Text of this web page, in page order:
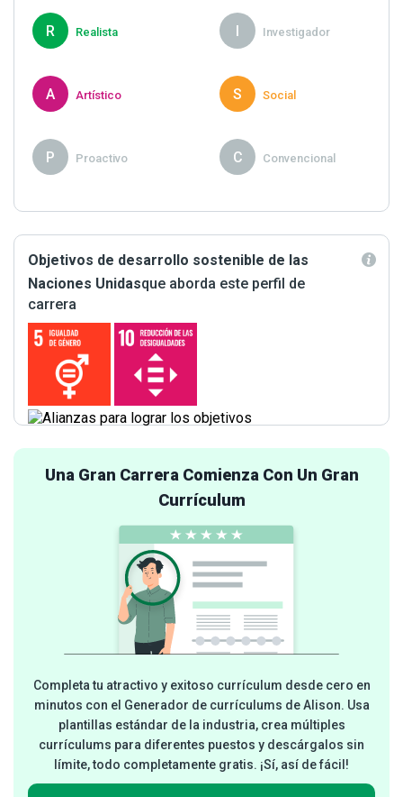
R Realista Investigador
A Artístico S Social
P Proactivo C Convencional
Objetivos de desarrollo sostenible de las
Naciones Unidasque aborda este perfil de
carrera
Una Gran Carrera Comienza Con Un Gran
Currículum
Completa tu atractivo y exitoso currículum desde cero en
minutos con el Generador de currículums de Alison. Usa
plantillas estándar de la industria, crea múltiples
currículums para diferentes puestos y descárgalos sin
límite, todo completamente gratis. ¡Sí, así de fácil!